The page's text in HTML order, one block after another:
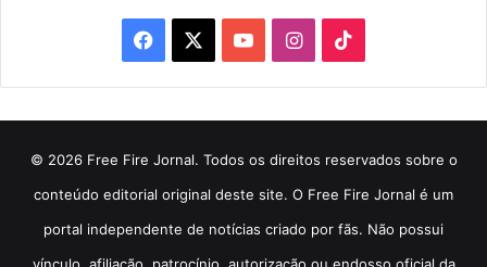
Facebook YouTubeInstagram
© 2026 Free Fire Jornal. Todos os direitos reservados sobre o
conteúdo editorial original deste site. O Free Fire Jornal é um
portal independente de notícias criado por fãs. Não possui
vínculo, afiliação, patrocínio, autorização ou endosso oficial da